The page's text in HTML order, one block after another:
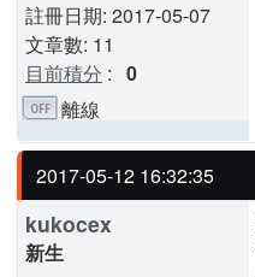
註冊日期: 2017-05-07
文章數: 11
目前積分 : 0
離線
2017-05-12 16:32:35
kukocex
新生